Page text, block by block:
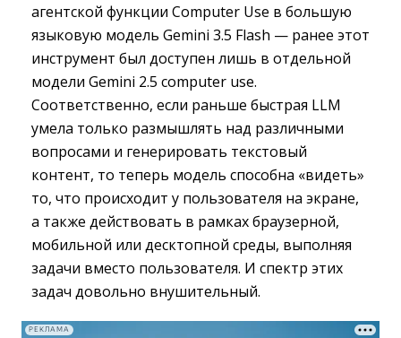
агентской функции Computer Use в большую
языковую модель Gemini 3.5 Flash — ранее этот
инструмент был доступен лишь в отдельной
модели Gemini 2.5 computer use.
Соответственно, если раньше быстрая LLM
умела только размышлять над различными
вопросами и генерировать текстовый
контент, то теперь модель способна «видеть»
то, что происходит у пользователя на экране,
а также действовать в рамках браузерной,
мобильной или десктопной среды, выполняя
задачи вместо пользователя. И спектр этих
задач довольно внушительный.
РЕКЛАМА